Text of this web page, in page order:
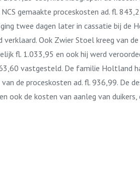
gemaakte proceskosten ad. fl.
twee dagen later in cassatie bij de
Ook Zwier Stoel kreeg van
fl. 1.033,95 en ook hij werd
vastgesteld. De familie Holtland
de proceskosten ad. fl. 936,99. De
ook de kosten van aanleg van